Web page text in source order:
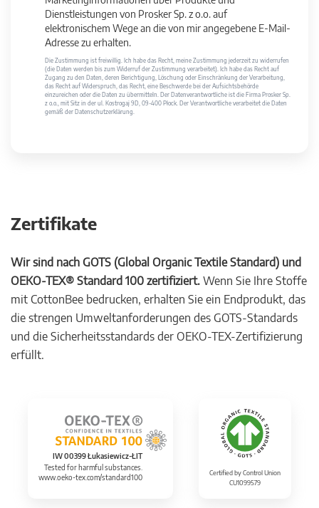
Dienstleistungen von Prosker Sp. z o.o. auf
elektronischem Wege an die von mir angegebene E-Mail-
Adresse zu erhalten.
Die Zustimmung ist freiwillig. Ich habe das Recht, meine Zustimmung jederzeit zu widerrufen
(die Daten werden bis zum Widerruf der Zustimmung verarbeitet). Ich habe das Recht auf
Zugang zu den Daten, deren Berichtigung, Löschung oder Einschränkung der Verarbeitung,
das Recht auf Widerspruch, das Recht, eine Beschwerde bei der Aufsichtsbehörde
einzureichen oder die Daten zu übermitteln. Der Datenverantwortliche ist die Firma Prosker Sp.
z o.o., mit Sitz in der ul. Kostrogaj 9D, 09-400 Płock. Der Verantwortliche verarbeitet die Daten
gemäß der Datenschutzerklärung.
Zertifikate
Wir sind nach GOTS (Global Organic Textile Standard) und
OEKO-TEX® Standard 100 zertifiziert. Wenn Sie Ihre Stoffe
mit CottonBee bedrucken, erhalten Sie ein Endprodukt, das
die strengen Umweltanforderungen des GOTS-Standards
und die Sicherheitsstandards der OEKO-TEX-Zertifizierung
erfüllt.
IW 00399 Łukasiewicz-ŁIT
Tested for harmful substances.
www.oeko-tex.com/standard100
Certified by Control Union
CU1099579